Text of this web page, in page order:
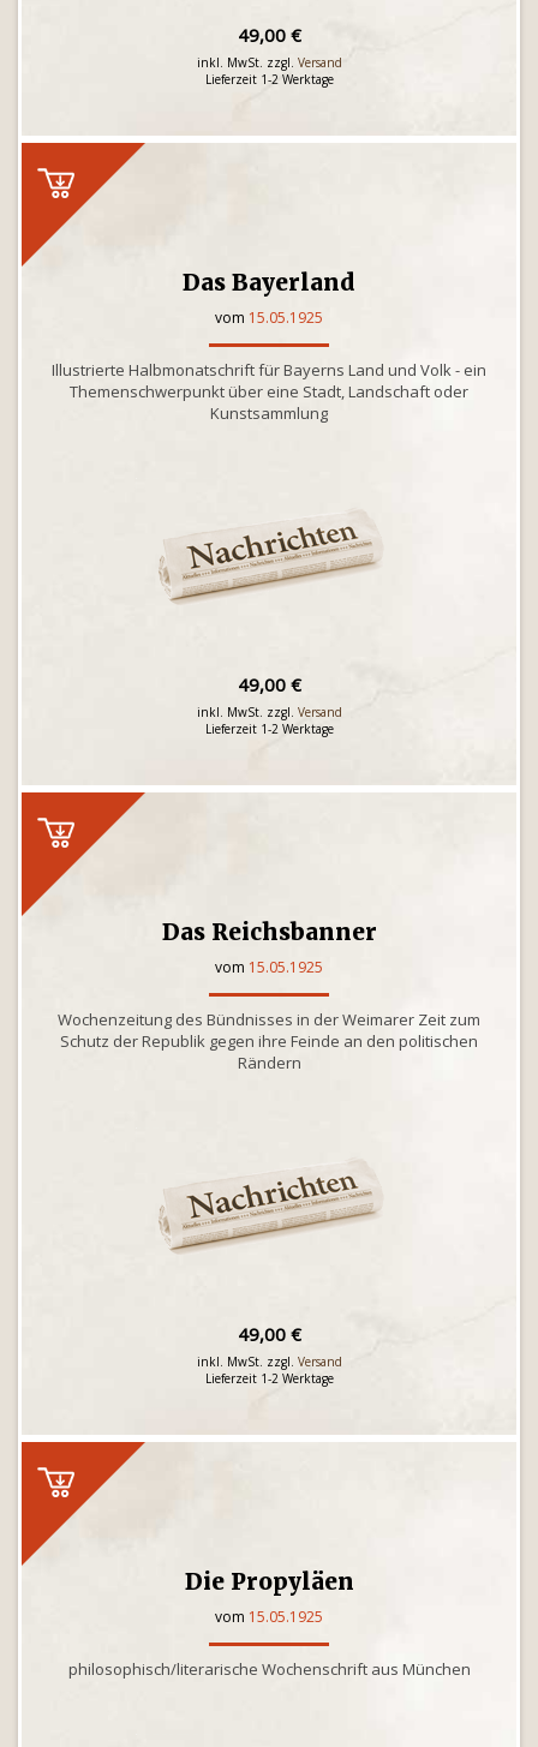
49,00 €
inkl. MwSt. zzgl. Versand
Lieferzeit 1-2 Werktage
Das Bayerland
vom 15.05.1925
Illustrierte Halbmonatschrift für Bayerns Land und Volk - ein
Themenschwerpunkt über eine Stadt, Landschaft oder
Kunstsammlung
49,00 €
inkl. MwSt. zzgl. Versand
Lieferzeit 1-2 Werktage
Das Reichsbanner
vom 15.05.1925
Wochenzeitung des Bündnisses in der Weimarer Zeit zum
Schutz der Republik gegen ihre Feinde an den politischen
Rändern
49,00 €
inkl. MwSt. zzgl. Versand
Lieferzeit 1-2 Werktage
Die Propyläen
vom 15.05.1925
philosophisch/literarische Wochenschrift aus München